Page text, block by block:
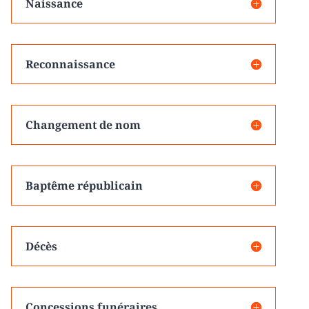
Naissance
Reconnaissance
Changement de nom
Baptême républicain
Décès